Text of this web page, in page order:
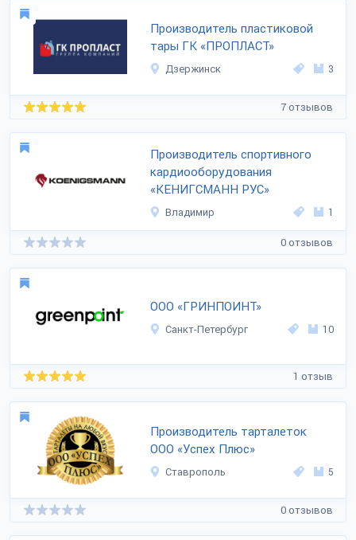
Производитель пластиковой
тары ГК «ПРОПЛАСТ»
Дзержинск 3
7 отзывов
Производитель спортивного
кардиооборудования
«КЕНИГСМАНН РУС»
Владимир 1
0 отзывов
ООО «ГРИНПОИНТ»
Санкт-Петербург 10
1 отзыв
Производитель тарталеток
ООО «Успех Плюс»
Ставрополь 5
0 отзывов